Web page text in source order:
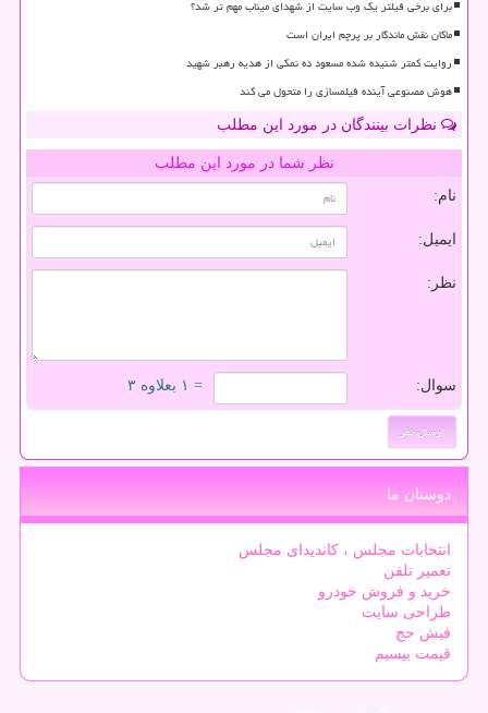
برای برخی فیلتر یک وب سایت از شهدای میناب مهم تر شد؟
ماکان نقش ماندگار بر پرچم ایران است
روایت کمتر شنیده شده مسعود ده نمکی از هدیه رهبر شهید
هوش مصنوعی آینده فیلمسازی را متحول می کند
نظرات بینندگان در مورد این مطلب
نظر شما در مورد این مطلب
نام:
ایمیل:
نظر:
سوال: = ۱ بعلاوه ۳
دوستان ما
انتخابات مجلس ، کاندیدای مجلس
تعمیر تلفن
خرید و فروش خودرو
طراحی سایت
فیش حج
قیمت بیسیم